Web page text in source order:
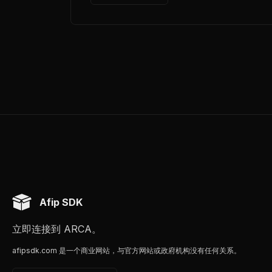
Afip SDK
立即连接到 ARCA。
afipsdk.com 是一个商业网站，与官方网站或政府机构没有任何关系。